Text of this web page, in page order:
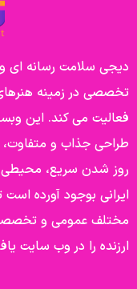
دیجی سلامت رسانه ای
تخصصی در زمینه
فعالیت می کند. این
طراحی جذاب و متفاوت،
روز شدن سریع، محیطی
ایرانی بوجود آورده است
مختلف عمومی و
ارزنده را در وب سایت